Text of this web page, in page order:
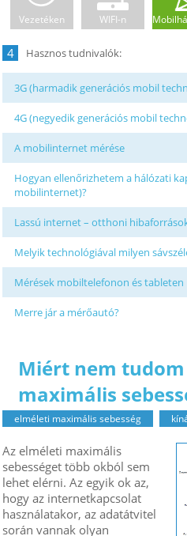
Vezetéken WIFI-n
4
3G (harmadik generációs mobil
4G (negyedik generációs mobil
A mobilinternet mérése
Hogyan ellenőrizhetem a hálózati
mobilinternet)?
Lassú internet – otthoni
Melyik technológiával milyen
Mérések mobiltelefonon és tableten
Merre jár a mérőautó?
Miért nem
maximális
elméleti maximális sebesség
Az elméleti maximális
sebességet több okból sem
lehet elérni. Az egyik ok az,
hogy az internetkapcsolat
használatakor, az adatátvitel
során vannak olyan